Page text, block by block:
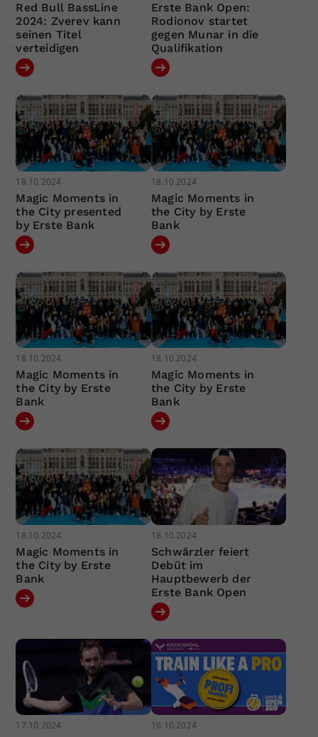
Red Bull BassLine
2024: Zverev kann
seinen Titel
verteidigen
Erste Bank Open:
Rodionov startet
gegen Munar in die
Qualifikation
18.10.2024
Magic Moments in
the City presented
by Erste Bank
18.10.2024
Magic Moments in
the City by Erste
Bank
18.10.2024
Magic Moments in
the City by Erste
Bank
18.10.2024
Magic Moments in
the City by Erste
Bank
18.10.2024
Magic Moments in
the City by Erste
Bank
18.10.2024
Schwärzler feiert
Debüt im
Hauptbewerb der
Erste Bank Open
17.10.2024 16.10.2024